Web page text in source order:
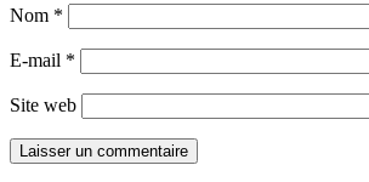
Nom *
E-mail *
Site web